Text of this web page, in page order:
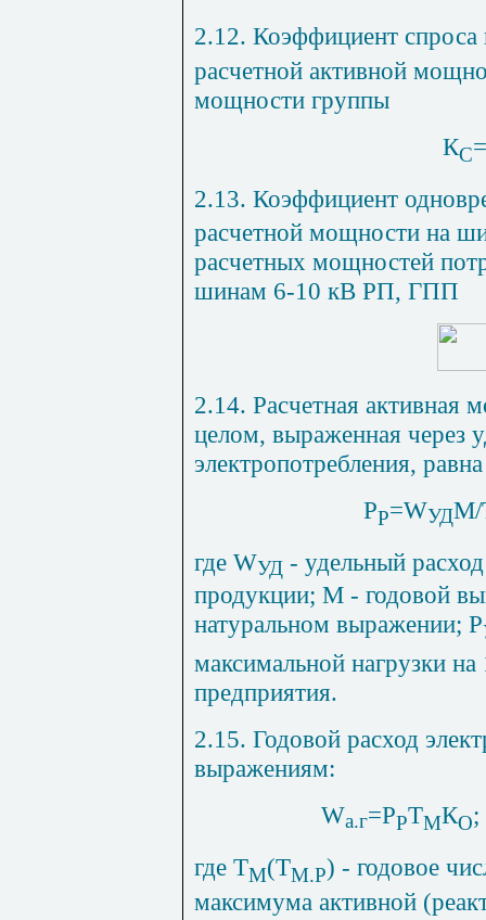
2.12. Коэффициент
расчетной активной
мощности группы
КС
2.13. Коэффициент
расчетной мощности на
расчетных мощностей
шинам 6-10 кВ РП, ГПП
2.14. Расчетная активная
целом, выраженная через
электропотребления, равна
РР=WУДМ/
где WУД - удельный
продукции; М - годовой
натуральном выражении; Р
максимальной нагрузки
предприятия.
2.15. Годовой расход
выражениям:
Wа.г=РРТМКО;
где ТМ(ТМ.Р) - годовое
максимума активной